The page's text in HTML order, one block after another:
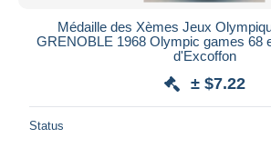
Médaille des Xèmes Jeux
GRENOBLE 1968 Olympic games 68
d'Excoffon
± $7.22
Status